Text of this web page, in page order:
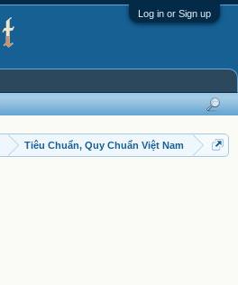
Log in or Sign up
Tiêu Chuẩn, Quy Chuẩn Việt Nam